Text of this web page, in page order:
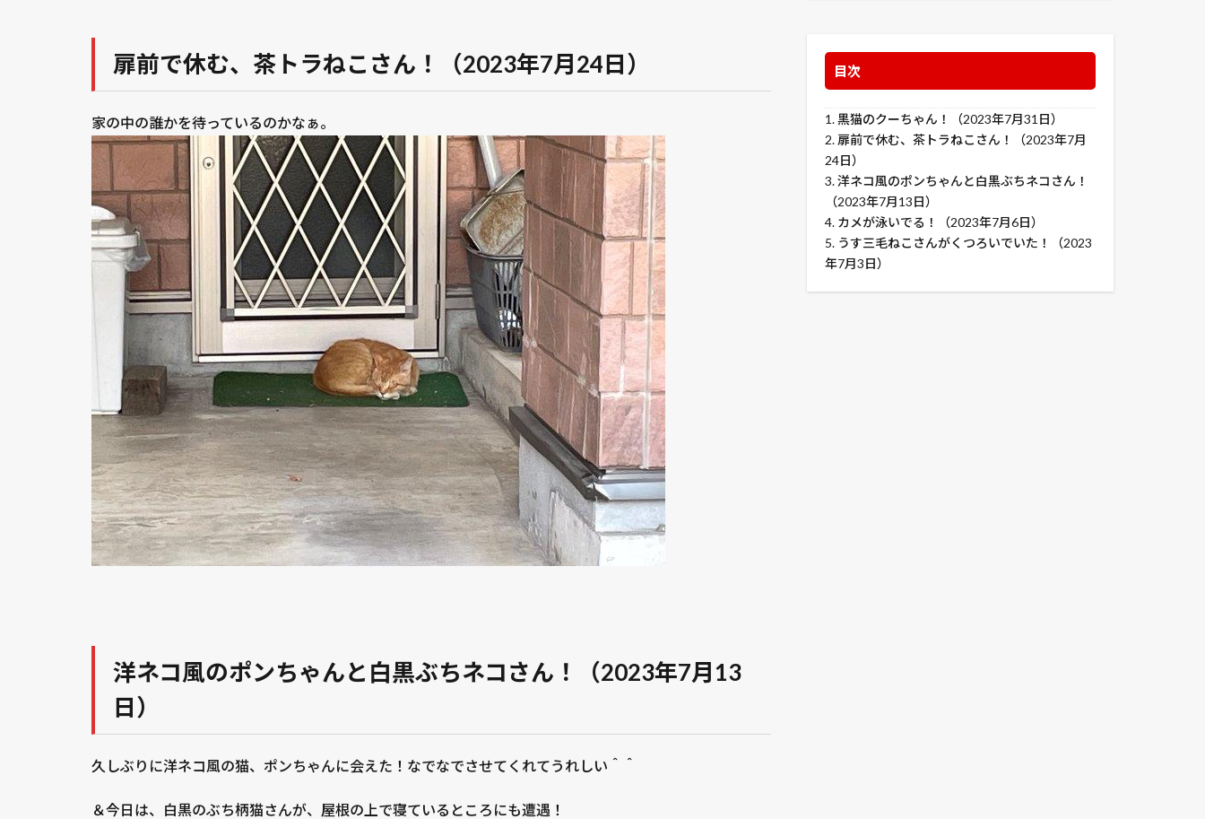
扉前で休む、茶トラねこさん！（2023年7月24日）
家の中の誰かを待っているのかなぁ。
洋ネコ風のポンちゃんと白黒ぶちネコさん！（2023年7月13
日）
久しぶりに洋ネコ風の猫、ポンちゃんに会えた！なでなでさせてくれてうれしい＾＾
＆今日は、白黒のぶち柄猫さんが、屋根の上で寝ているところにも遭遇！
目次
1.黒猫のクーちゃん！（2023年7月31日）
2. 扉前で休む、茶トラねこさん！（2023年7月
24日）
3.洋ネコ風のポンちゃんと白黒ぶちネコさん！
（2023年7月13日）
4. カメが泳いでる！（2023年7月6日）
5. うす三毛ねこさんがくつろいでいた！（2023
年7月3日）